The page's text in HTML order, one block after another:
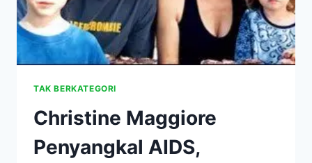
TAK BERKATEGORI
Christine Maggiore
Penyangkal AIDS,